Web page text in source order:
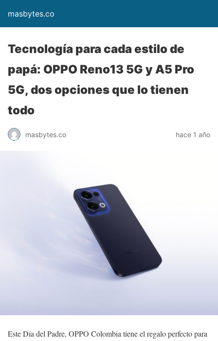
masbytes.co
Tecnología para cada estilo de
papá: OPPO Reno13 5G y A5 Pro
5G, dos opciones que lo tienen
todo
masbytes.co hace 1 año
Este Día del Padre, OPPO Colombia tiene el regalo perfecto para